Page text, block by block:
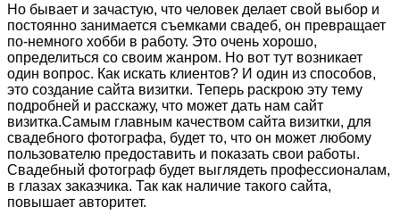
Но бывает и зачастую, что человек делает свой выбор и
постоянно занимается съемками свадеб, он превращает
по-немного хобби в работу. Это очень хорошо,
определиться со своим жанром. Но вот тут возникает
один вопрос. Как искать клиентов? И один из способов,
это создание сайта визитки. Теперь раскрою эту тему
подробней и расскажу, что может дать нам сайт
визитка.Самым главным качеством сайта визитки, для
свадебного фотографа, будет то, что он может любому
пользователю предоставить и показать свои работы.
Свадебный фотограф будет выглядеть профессионалам,
в глазах заказчика. Так как наличие такого сайта,
повышает авторитет.